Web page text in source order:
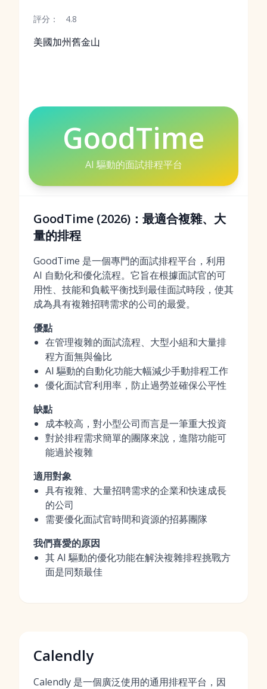
評分： 4.8
美國加州舊金山
GoodTime
AI 驅動的面試排程平台
GoodTime (2026)：最適合複雜、大
量的排程
GoodTime 是一個專門的面試排程平台，利用
AI 自動化和優化流程。它旨在根據面試官的可
用性、技能和負載平衡找到最佳面試時段，使其
成為具有複雜招聘需求的公司的最愛。
優點
在管理複雜的面試流程、大型小組和大量排
程方面無與倫比
AI 驅動的自動化功能大幅減少手動排程工作
優化面試官利用率，防止過勞並確保公平性
缺點
成本較高，對小型公司而言是一筆重大投資
對於排程需求簡單的團隊來說，進階功能可
能過於複雜
適用對象
具有複雜、大量招聘需求的企業和快速成長
的公司
需要優化面試官時間和資源的招募團隊
我們喜愛的原因
其 AI 驅動的優化功能在解決複雜排程挑戰方
面是同類最佳
Calendly
Calendly 是一個廣泛使用的通用排程平台，因